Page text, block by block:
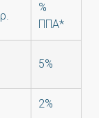
%
ΠΠΑ*
5%
2%